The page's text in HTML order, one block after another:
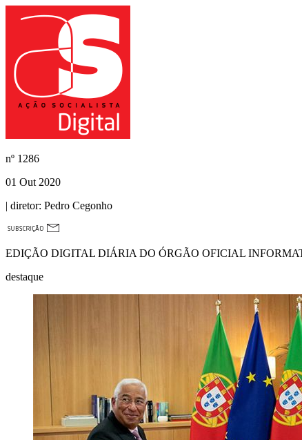
nº 1286
01 Out 2020
| diretor: Pedro Cegonho
EDIÇÃO DIGITAL DIÁRIA DO ÓRGÃO OFICIAL
destaque